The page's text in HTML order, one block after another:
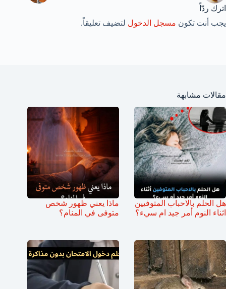
اترك ردّاً
يجب أنت تكون مسجل الدخول لتضيف تعليقاً.
مقالات مشابهة
هل الحلم بالاحباب المتوفيين
اثناء النوم أمر جيد ام سيء؟
ماذا يعني ظهور شخص
متوفى في المنام؟